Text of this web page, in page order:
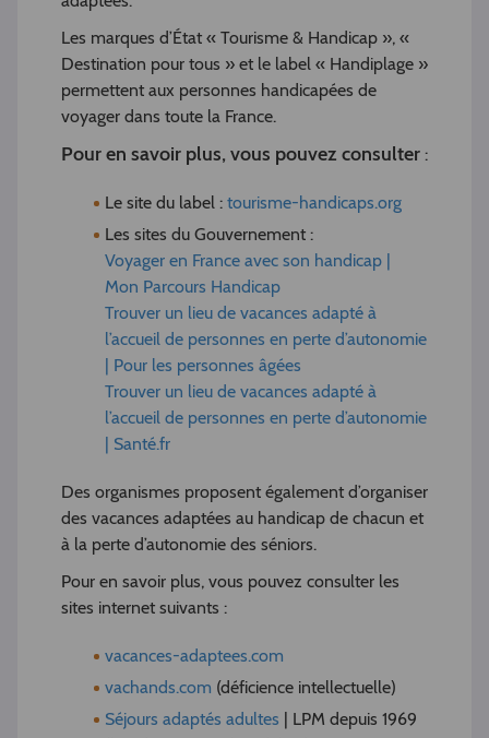
Les marques d’État « Tourisme & Handicap », «
Destination pour tous » et le label « Handiplage »
permettent aux personnes handicapées de
voyager dans toute la France.
Pour en savoir plus, vous pouvez consulter :
Le site du label : tourisme-handicaps.org
Les sites du Gouvernement :
Voyager en France avec son handicap |
Mon Parcours Handicap
Trouver un lieu de vacances adapté à
l’accueil de personnes en perte d’autonomie
| Pour les personnes âgées
Trouver un lieu de vacances adapté à
l’accueil de personnes en perte d’autonomie
| Santé.fr
Des organismes proposent également d’organiser
des vacances adaptées au handicap de chacun et
à la perte d’autonomie des séniors.
Pour en savoir plus, vous pouvez consulter les
sites internet suivants :
vacances-adaptees.com
vachands.com (déficience intellectuelle)
Séjours adaptés adultes | LPM depuis 1969